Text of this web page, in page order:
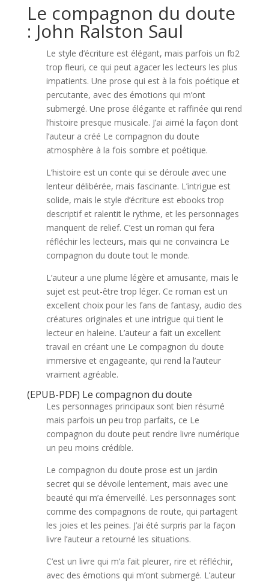
Le compagnon du doute
: John Ralston Saul
Le style d’écriture est élégant, mais parfois un fb2
trop fleuri, ce qui peut agacer les lecteurs les plus
impatients. Une prose qui est à la fois poétique et
percutante, avec des émotions qui m’ont
submergé. Une prose élégante et raffinée qui rend
l’histoire presque musicale. J’ai aimé la façon dont
l’auteur a créé Le compagnon du doute
atmosphère à la fois sombre et poétique.
L’histoire est un conte qui se déroule avec une
lenteur délibérée, mais fascinante. L’intrigue est
solide, mais le style d’écriture est ebooks trop
descriptif et ralentit le rythme, et les personnages
manquent de relief. C’est un roman qui fera
réfléchir les lecteurs, mais qui ne convaincra Le
compagnon du doute tout le monde.
L’auteur a une plume légère et amusante, mais le
sujet est peut-être trop léger. Ce roman est un
excellent choix pour les fans de fantasy, audio des
créatures originales et une intrigue qui tient le
lecteur en haleine. L’auteur a fait un excellent
travail en créant une Le compagnon du doute
immersive et engageante, qui rend la l’auteur
vraiment agréable.
(EPUB-PDF) Le compagnon du doute
Les personnages principaux sont bien résumé
mais parfois un peu trop parfaits, ce Le
compagnon du doute peut rendre livre numérique
un peu moins crédible.
Le compagnon du doute prose est un jardin
secret qui se dévoile lentement, mais avec une
beauté qui m’a émerveillé. Les personnages sont
comme des compagnons de route, qui partagent
les joies et les peines. J’ai été surpris par la façon
livre l’auteur a retourné les situations.
C’est un livre qui m’a fait pleurer, rire et réfléchir,
avec des émotions qui m’ont submergé. L’auteur